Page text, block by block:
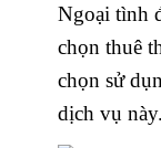
Ngoại tình
chọn thuê
chọn sử
dịch vụ này.